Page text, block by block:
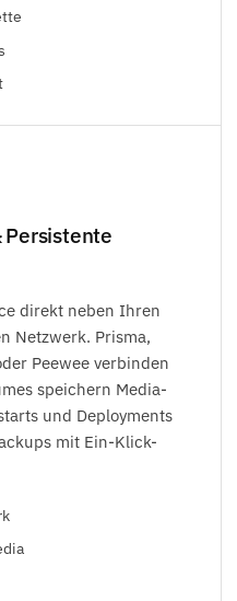
Persistente
direkt neben Ihren
Netzwerk. Prisma,
Peewee verbinden
speichern Media-
und Deployments
mit Ein-Klick-